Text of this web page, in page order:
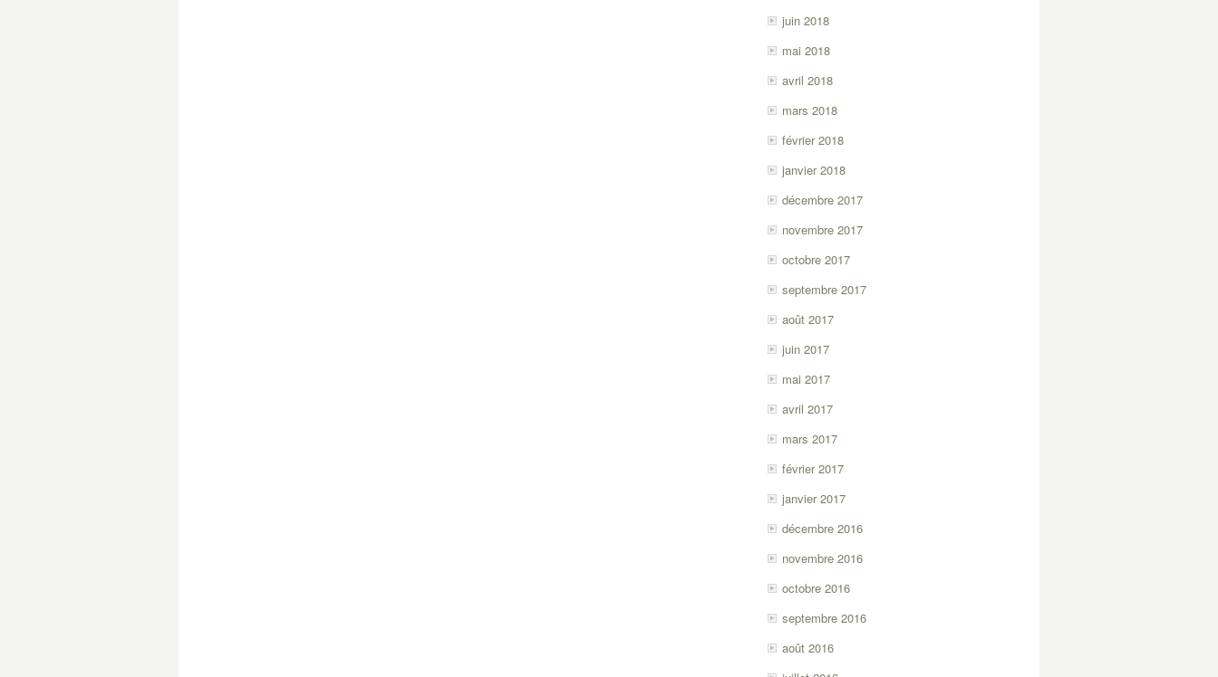
juin 2018
mai 2018
avril 2018
mars 2018
février 2018
janvier 2018
décembre 2017
novembre 2017
octobre 2017
septembre 2017
août 2017
juin 2017
mai 2017
avril 2017
mars 2017
février 2017
janvier 2017
décembre 2016
novembre 2016
octobre 2016
septembre 2016
août 2016